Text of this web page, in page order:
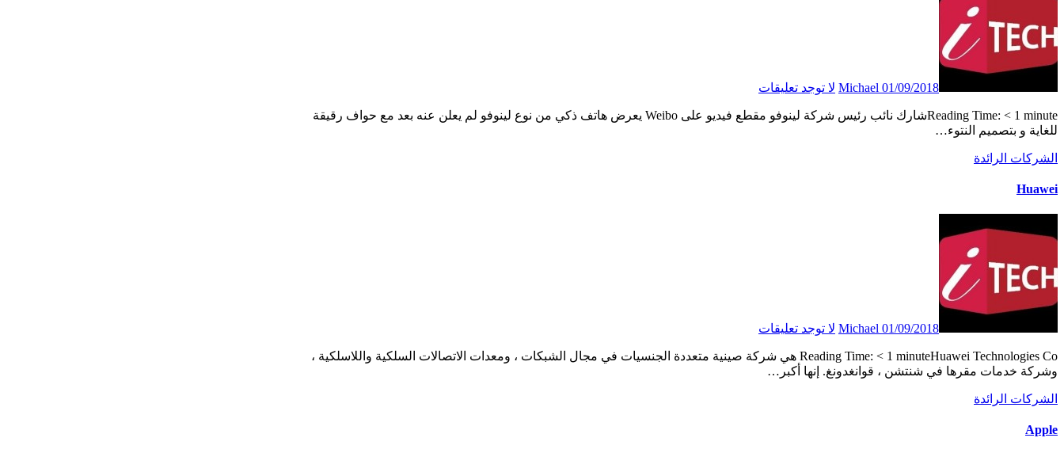
Michael 01/09/2018 لا توجد تعليقات
Reading Time: < 1 minuteشارك نائب رئيس شركة لينوفو مقطع فيديو على Weibo يعرض هاتف ذكي من نوع لينوفو لم يعلن عنه بعد مع حواف رقيقة
للغاية و بتصميم النتوء…
الشركات الرائدة
Huawei
Michael 01/09/2018 لا توجد تعليقات
Reading Time: < 1 minuteHuawei Technologies Co هي شركة صينية متعددة الجنسيات في مجال الشبكات ، ومعدات الاتصالات السلكية واللاسلكية ،
وشركة خدمات مقرها في شنتشن ، قوانغدونغ. إنها أكبر…
الشركات الرائدة
Apple